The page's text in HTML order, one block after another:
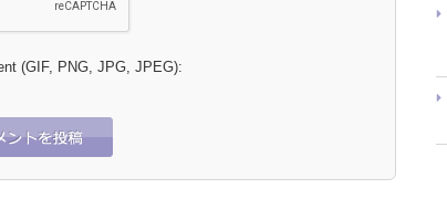
(GIF, PNG, JPG, JPEG):